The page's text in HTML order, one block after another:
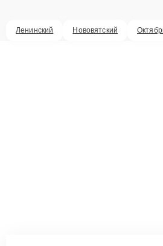
Ленинский Нововятский